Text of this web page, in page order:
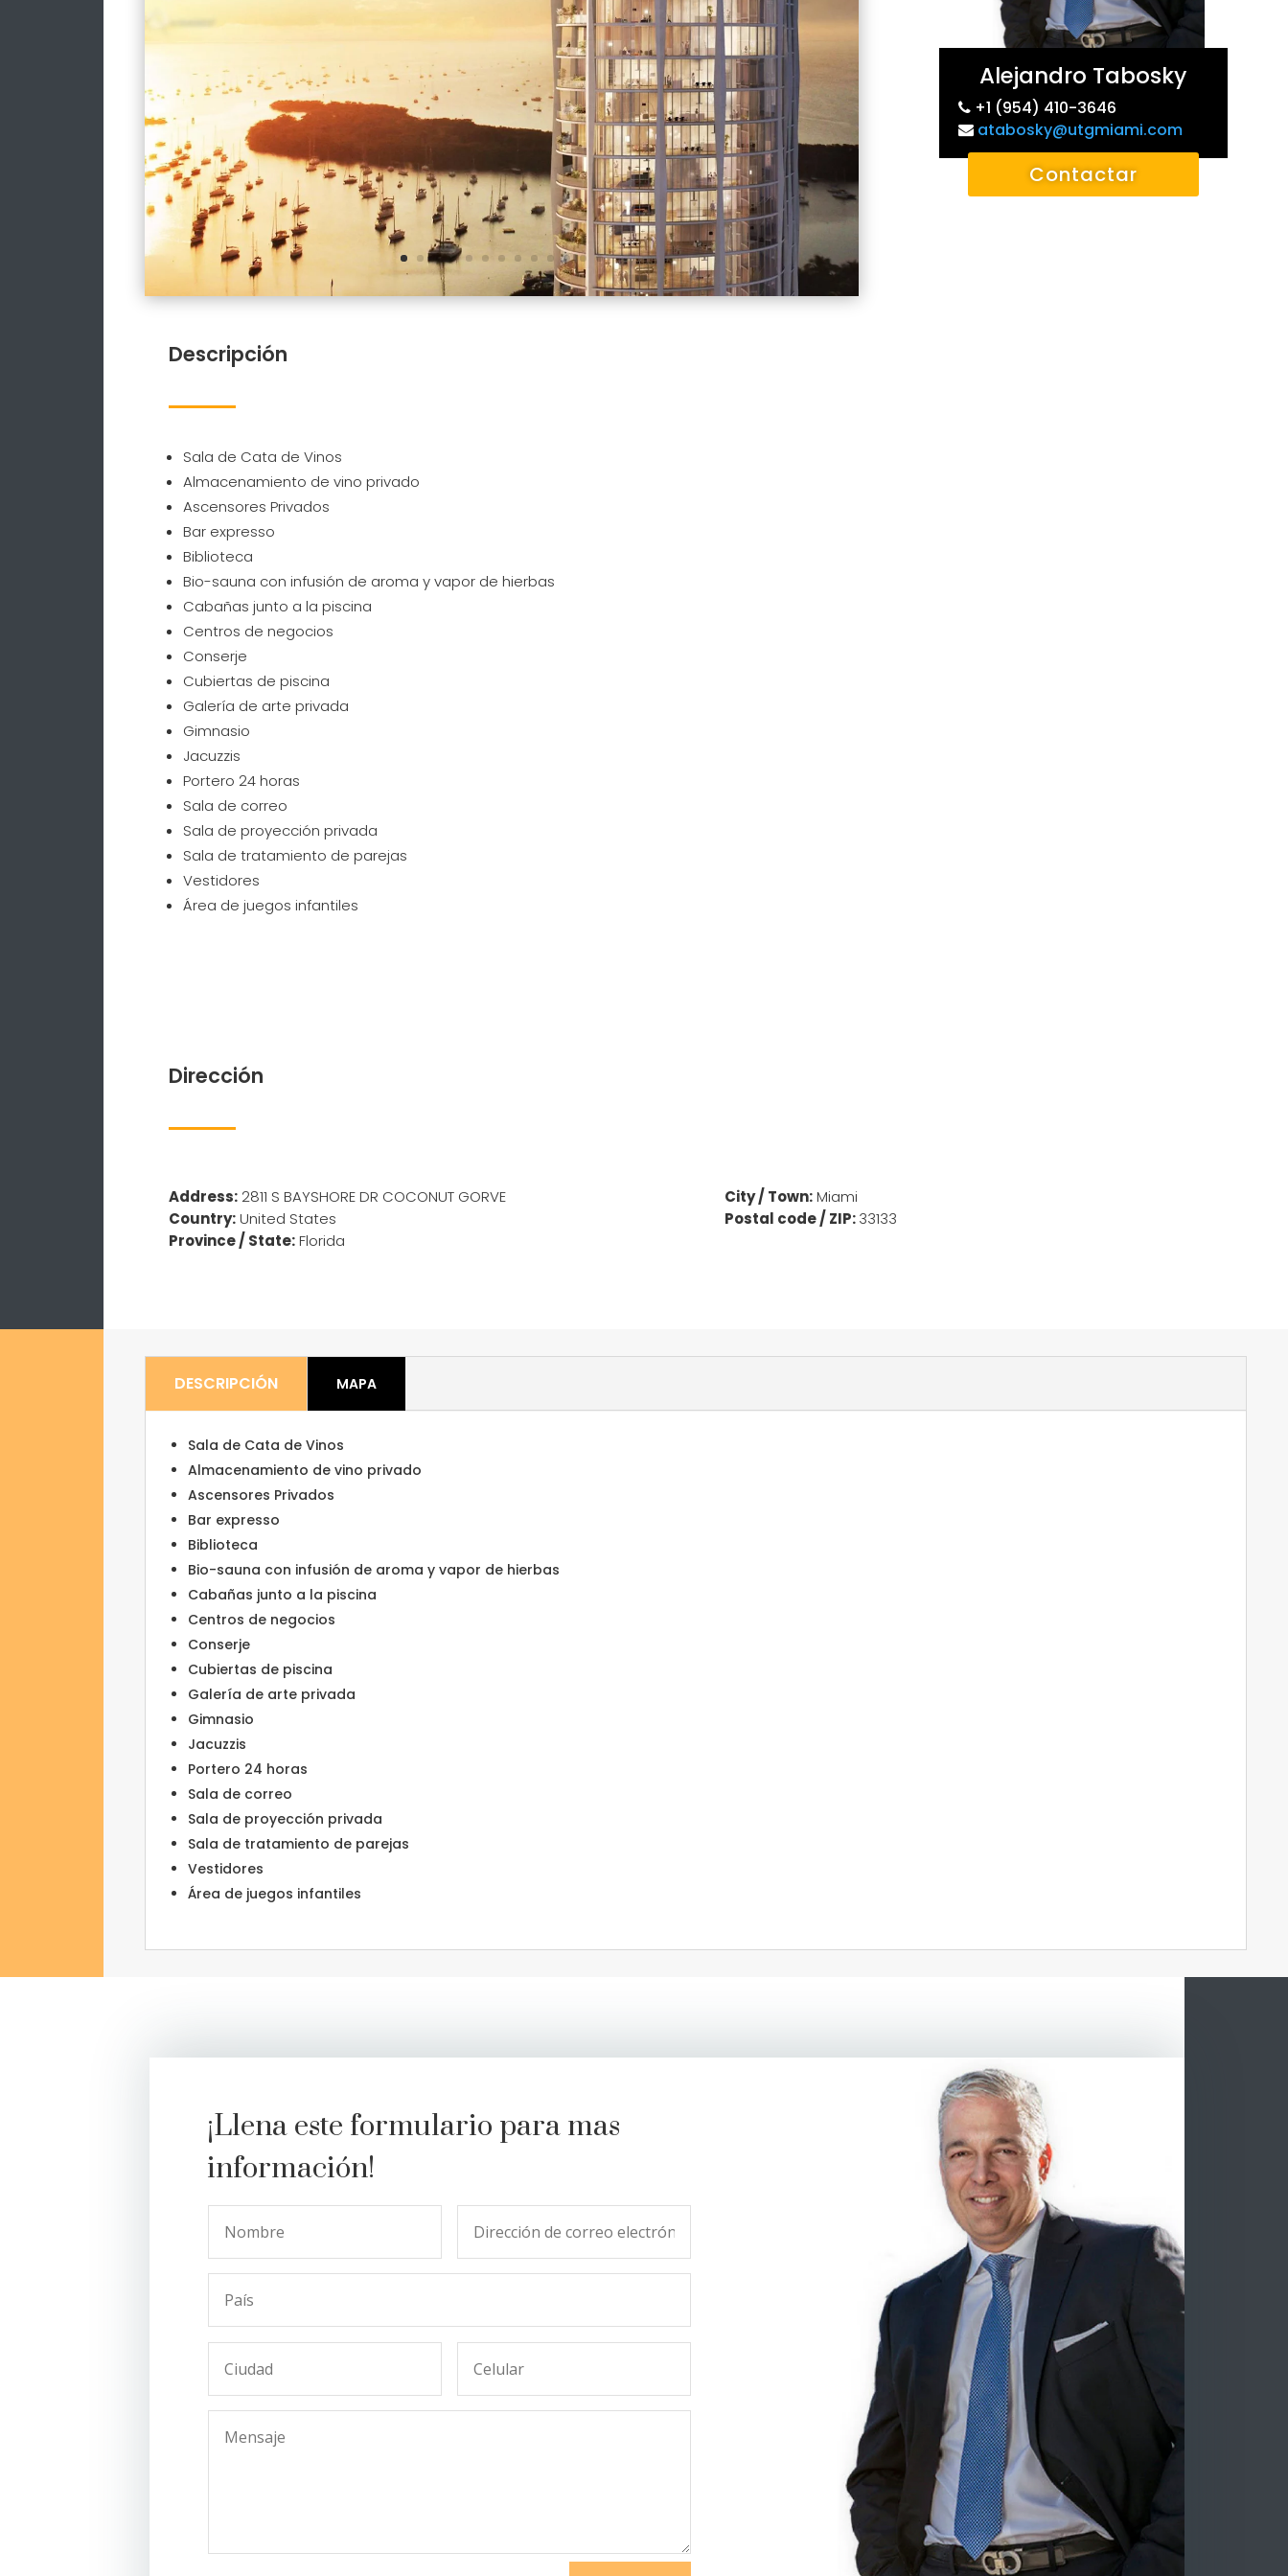
Alejandro Tabosky
+1 (954) 410-3646
atabosky@utgmiami.com
Contactar
Descripción
Sala de Cata de Vinos
Almacenamiento de vino privado
Ascensores Privados
Bar expresso
Biblioteca
Bio-sauna con infusión de aroma y vapor de hierbas
Cabañas junto a la piscina
Centros de negocios
Conserje
Cubiertas de piscina
Galería de arte privada
Gimnasio
Jacuzzis
Portero 24 horas
Sala de correo
Sala de proyección privada
Sala de tratamiento de parejas
Vestidores
Área de juegos infantiles
Dirección
Address:2811 S BAYSHORE DR COCONUT GORVE
Country: United States
Province / State: Florida
City / Town:Miami
Postal code / ZIP:33133
DESCRIPCIÓN MAPA
Sala de Cata de Vinos
Almacenamiento de vino privado
Ascensores Privados
Bar expresso
Biblioteca
Bio-sauna con infusión de aroma y vapor de hierbas
Cabañas junto a la piscina
Centros de negocios
Conserje
Cubiertas de piscina
Galería de arte privada
Gimnasio
Jacuzzis
Portero 24 horas
Sala de correo
Sala de proyección privada
Sala de tratamiento de parejas
Vestidores
Área de juegos infantiles
¡Llena este formulario para mas
información!